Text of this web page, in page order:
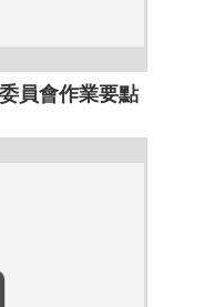
員會作業要點